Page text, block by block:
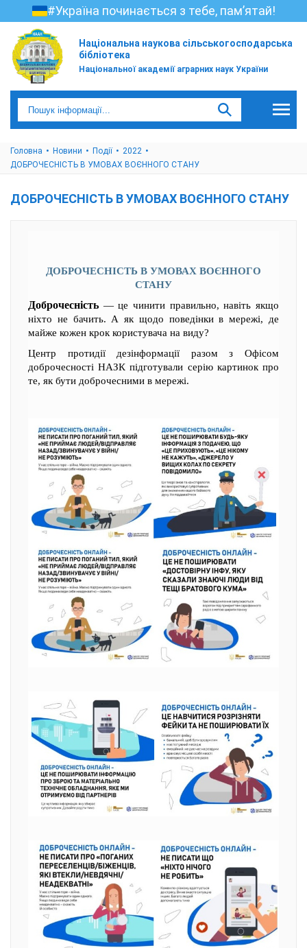
#Україна починається з тебе, пам’ятай!
Національна наукова сільськогосподарська
бібліотека
Національної академії аграрних наук України
Головна Новини Події
2022
ДОБРОЧЕСНІСТЬ В УМОВАХ ВОЄННОГО СТАНУ
ДОБРОЧЕСНІСТЬ В УМОВАХ ВОЄННОГО СТАНУ
ДОБРОЧЕСНІСТЬ В УМОВАХ ВОЄННОГО
СТАНУ
Доброчесність — це чинити правильно, навіть якщо
ніхто не бачить. А як щодо поведінки в мережі, де
майже кожен крок користувача на виду?
Центр протидії дезінформації разом з Офісом
доброчесності НАЗК підготували серію картинок про
те, як бути доброчесними в мережі.